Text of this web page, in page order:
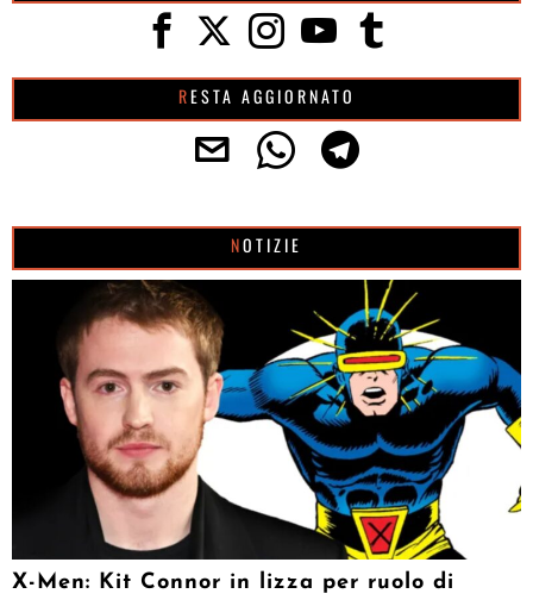
RESTA AGGIORNATO
NOTIZIE
X-Men: Kit Connor in lizza per ruolo di